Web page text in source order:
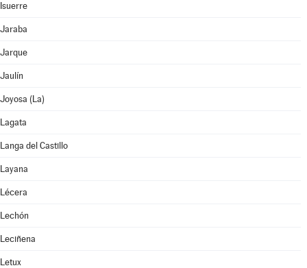
Isuerre
Jaraba
Jarque
Jaulín
Joyosa (La)
Lagata
Langa del Castillo
Layana
Lécera
Lechón
Leciñena
Letux